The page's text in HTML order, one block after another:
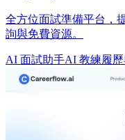
全方位面試準備平台，
詢與免費資源。
AI 面試助手AI 教練履